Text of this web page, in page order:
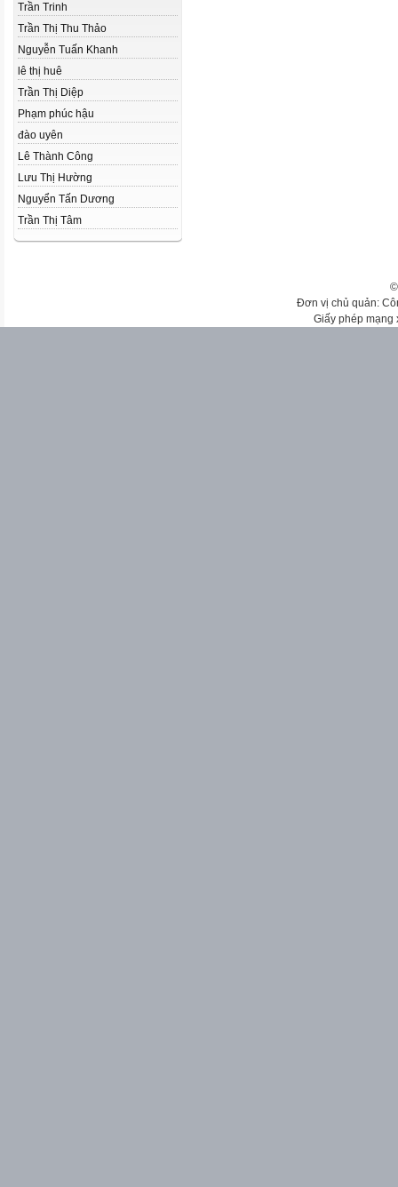
Trần Trinh
Trần Thị Thu Thảo
Nguyễn Tuấn Khanh
lê thị huê
Trần Thị Diệp
Phạm phúc hậu
đào uyên
Lê Thành Công
Lưu Thị Hường
Nguyển Tấn Dương
Trần Thị Tâm
Đơn vị chủ quản:
Giấy phép mạng